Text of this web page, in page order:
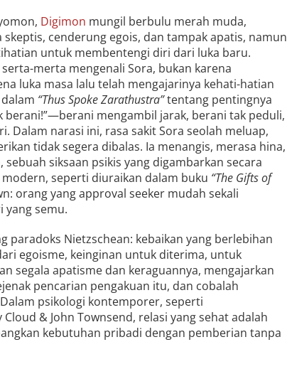
Digimon mungil berbulu merah muda,
cenderung egois, dan tampak apatis, namun
untuk membentengi diri dari luka baru.
merta mengenali Sora, bukan karena
luka masa lalu telah mengajarinya kehati-hatian
“Thus Spoke Zarathustra”tentang pentingnya
berani!”—berani mengambil jarak, berani tak peduli,
Dalam narasi ini, rasa sakit Sora seolah meluap,
tidak segera dibalas. Ia menangis, merasa hina,
siksaan psikis yang digambarkan secara
seperti diuraikan dalam buku “The Gifts of
orang yang approval seeker mudah sekali
yang semu.
paradoks Nietzschean: kebaikan yang berlebihan
egoisme, keinginan untuk diterima, untuk
segala apatisme dan keraguannya, mengajarkan
pencarian pengakuan itu, dan cobalah
psikologi kontemporer, seperti
& John Townsend, relasi yang sehat adalah
kebutuhan pribadi dengan pemberian tanpa